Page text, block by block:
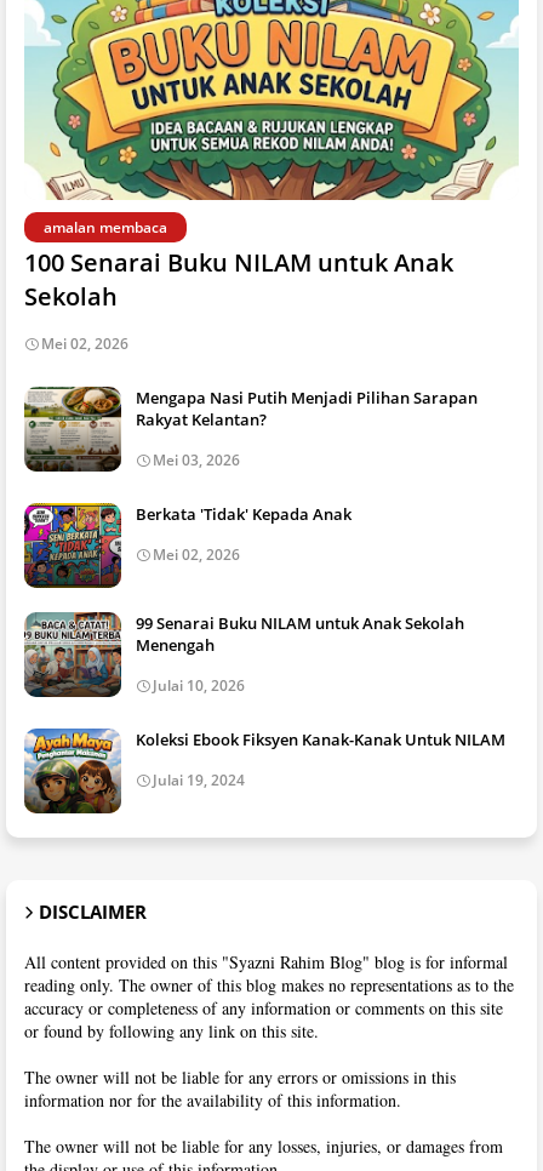
amalan membaca
100 Senarai Buku NILAM untuk Anak
Sekolah
Mei 02, 2026
Mengapa Nasi Putih Menjadi Pilihan Sarapan
Rakyat Kelantan?
Mei 03, 2026
Berkata 'Tidak' Kepada Anak
Mei 02, 2026
99 Senarai Buku NILAM untuk Anak Sekolah
Menengah
Julai 10, 2026
Koleksi Ebook Fiksyen Kanak-Kanak Untuk NILAM
Julai 19, 2024
DISCLAIMER
All content provided on this "Syazni Rahim Blog" blog is for informal
reading only. The owner of this blog makes no representations as to the
accuracy or completeness of any information or comments on this site
or found by following any link on this site.
The owner will not be liable for any errors or omissions in this
information nor for the availability of this information.
The owner will not be liable for any losses, injuries, or damages from